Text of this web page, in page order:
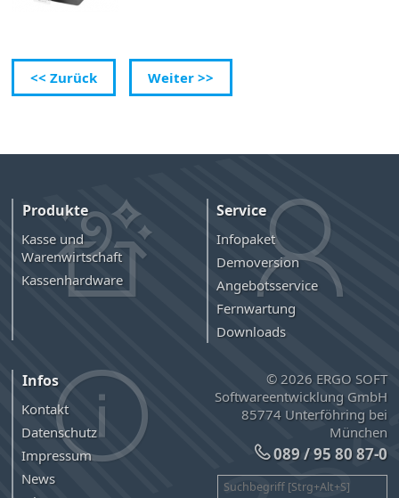
<< Zurück Weiter >>
Produkte
Kasse und
Warenwirtschaft
Kassenhardware
Service
Infopaket
Demoversion
Angebotsservice
Fernwartung
Downloads
Infos
Kontakt
Datenschutz
Impressum
News
© 2026 ERGO SOFT
Softwareentwicklung GmbH
85774 Unterföhring bei
München
089 / 95 80 87-0